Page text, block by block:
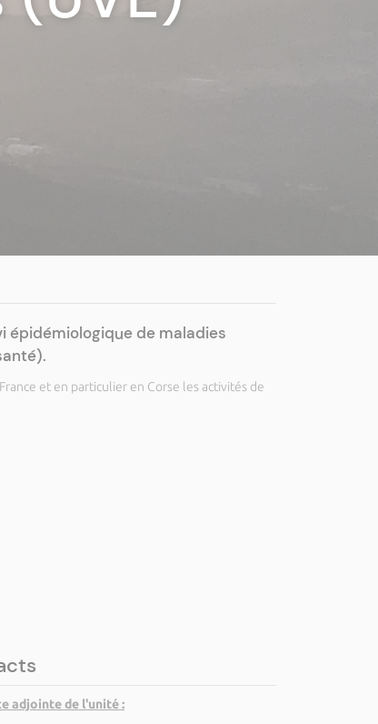
épidémiologique de maladies
et en particulier en Corse les activités de
adjointe de l'unité :